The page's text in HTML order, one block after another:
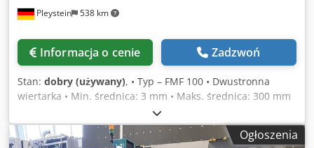
Pleystein 538 km
Informacja o cenie Zadzwoń
Stan: dobry (używany), • Typ – FMF 100 • Dwustronna
wiertarka • Min. średnica: 3 mm • Maks. średnica: 300 mm
Credpfxeuqma As Abusf • Prędkość obrotowa: 110 – 4600
obr/min • Dolny wiertło z automatycznym posuwem, górne
wiertło prowadzone ręcznie
Ogłoszenia